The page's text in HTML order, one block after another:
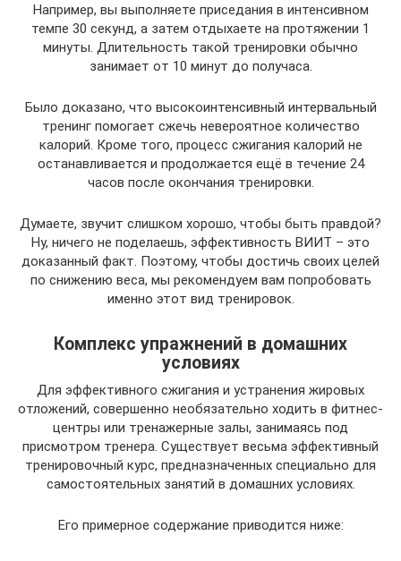
Например, вы выполняете приседания в интенсивном
темпе 30 секунд, а затем отдыхаете на протяжении 1
минуты. Длительность такой тренировки обычно
занимает от 10 минут до получаса.
Было доказано, что высокоинтенсивный интервальный
тренинг помогает сжечь невероятное количество
калорий. Кроме того, процесс сжигания калорий не
останавливается и продолжается ещё в течение 24
часов после окончания тренировки.
Думаете, звучит слишком хорошо, чтобы быть правдой?
Ну, ничего не поделаешь, эффективность ВИИТ – это
доказанный факт. Поэтому, чтобы достичь своих целей
по снижению веса, мы рекомендуем вам попробовать
именно этот вид тренировок.
Комплекс упражнений в домашних
условиях
Для эффективного сжигания и устранения жировых
отложений, совершенно необязательно ходить в фитнес-
центры или тренажерные залы, занимаясь под
присмотром тренера. Существует весьма эффективный
тренировочный курс, предназначенных специально для
самостоятельных занятий в домашних условиях.
Его примерное содержание приводится ниже: